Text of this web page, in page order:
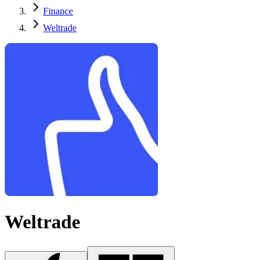
Finance
Weltrade
Weltrade